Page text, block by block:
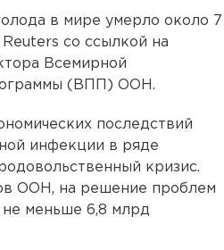
в мире умерло около 7
со ссылкой на
Всемирной
(ВПП) ООН.
последствий
инфекции в ряде
кризис.
ООН, на решение проблем
не меньше 6,8 млрд